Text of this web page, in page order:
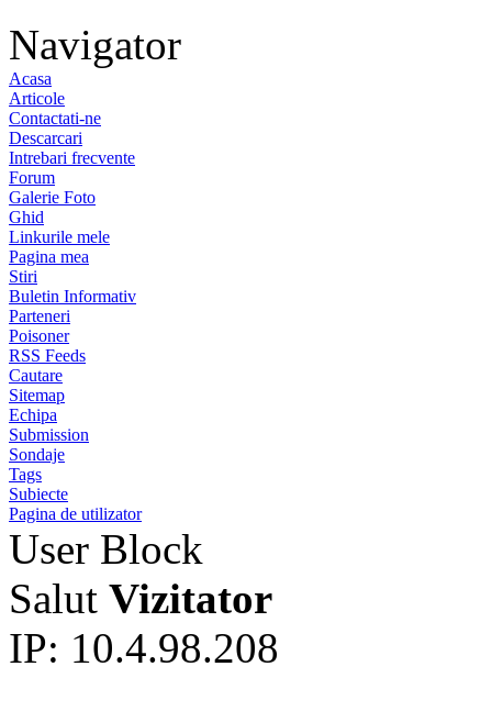
Navigator
Acasa
Articole
Contactati-ne
Descarcari
Intrebari frecvente
Forum
Galerie Foto
Ghid
Linkurile mele
Pagina mea
Stiri
Buletin Informativ
Parteneri
Poisoner
RSS Feeds
Cautare
Sitemap
Echipa
Submission
Sondaje
Tags
Subiecte
Pagina de utilizator
User Block
Salut Vizitator
IP: 10.4.98.208